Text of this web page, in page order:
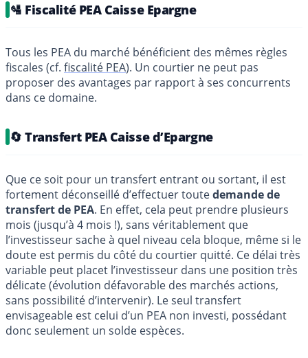
🛂 Fiscalité PEA Caisse Epargne
Tous les PEA du marché bénéficient des mêmes règles
fiscales (cf. fiscalité PEA). Un courtier ne peut pas
proposer des avantages par rapport à ses concurrents
dans ce domaine.
🔄 Transfert PEA Caisse d’Epargne
Que ce soit pour un transfert entrant ou sortant, il est
fortement déconseillé d’effectuer toutedemande de
transfert de PEA. En effet, cela peut prendre plusieurs
mois (jusqu’à 4 mois !), sans véritablement que
l’investisseur sache à quel niveau cela bloque, même si le
doute est permis du côté du courtier quitté. Ce délai très
variable peut placet l’investisseur dans une position très
délicate (évolution défavorable des marchés actions,
sans possibilité d’intervenir). Le seul transfert
envisageable est celui d’un PEA non investi, possédant
donc seulement un solde espèces.